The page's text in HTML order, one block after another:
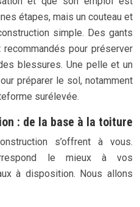
étapes, mais un couteau et
simple. Des gants
pour préserver
blessures. Une pelle et un
préparer le sol, notamment
surélevée.
: de la base à la toiture
s’offrent à vous.
le mieux à vos
à disposition. Nous allons